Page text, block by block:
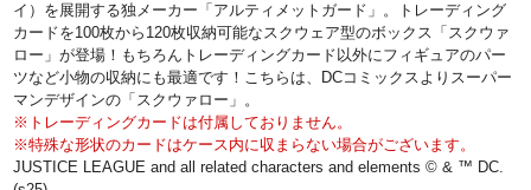
イ）を展開する独メーカー「アルティメットガード」。トレーディング
カードを100枚から120枚収納可能なスクウェア型のボックス「スクウァ
ロー」が登場！もちろんトレーディングカード以外にフィギュアのパー
ツなど小物の収納にも最適です！こちらは、DCコミックスよりスーパー
マンデザインの「スクウァロー」。
※トレーディングカードは付属しておりません。
※特殊な形状のカードはケース内に収まらない場合がございます。
JUSTICE LEAGUE and all related characters and elements © & ™ DC.